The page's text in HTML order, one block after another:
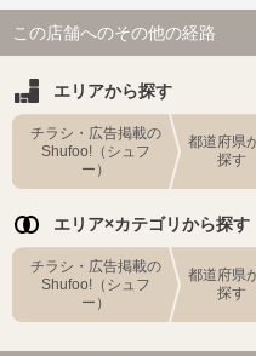
この店舗へのその他の経路
エリアから探す
チラシ・広告掲載の
Shufoo!（シュフ
ー）
都道府県
探す
エリア×カテゴリから探す
チラシ・広告掲載の
Shufoo!（シュフ
ー）
都道府県
探す